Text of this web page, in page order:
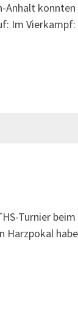
Anhalt konnten
Im Vierkampf:
Turnier beim
Harzpokal